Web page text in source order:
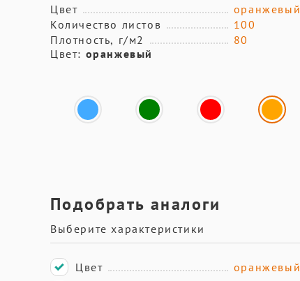
Цвет
оранжевый
Количество листов
100
Плотность, г/м2
80
Цвет: оранжевый
Подобрать аналоги
Выберите характеристики
Цвет
оранжевый